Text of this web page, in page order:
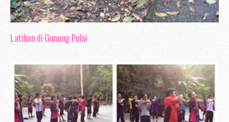
Latihan di Gunung Pulai